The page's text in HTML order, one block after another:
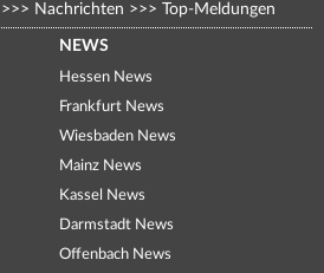
>>> Nachrichten >>> Top-Meldungen
NEWS
Hessen News
Frankfurt News
Wiesbaden News
Mainz News
Kassel News
Darmstadt News
Offenbach News